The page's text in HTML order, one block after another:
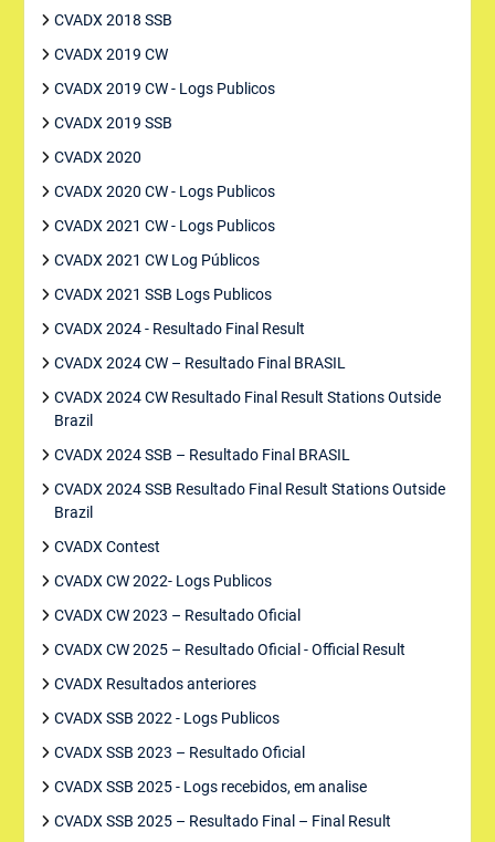
CVADX 2018 SSB
CVADX 2019 CW
CVADX 2019 CW - Logs Publicos
CVADX 2019 SSB
CVADX 2020
CVADX 2020 CW - Logs Publicos
CVADX 2021 CW - Logs Publicos
CVADX 2021 CW Log Públicos
CVADX 2021 SSB Logs Publicos
CVADX 2024 - Resultado Final Result
CVADX 2024 CW – Resultado Final BRASIL
CVADX 2024 CW Resultado Final Result Stations Outside
Brazil
CVADX 2024 SSB – Resultado Final BRASIL
CVADX 2024 SSB Resultado Final Result Stations Outside
Brazil
CVADX Contest
CVADX CW 2022- Logs Publicos
CVADX CW 2023 – Resultado Oficial
CVADX CW 2025 – Resultado Oficial - Official Result
CVADX Resultados anteriores
CVADX SSB 2022 - Logs Publicos
CVADX SSB 2023 – Resultado Oficial
CVADX SSB 2025 - Logs recebidos, em analise
CVADX SSB 2025 – Resultado Final – Final Result